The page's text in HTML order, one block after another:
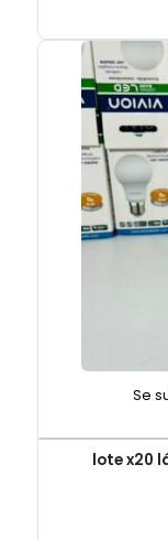
Se
lote x20